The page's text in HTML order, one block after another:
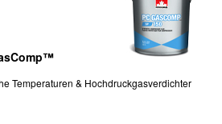
Temperaturen & Hochdruckgasverdichter